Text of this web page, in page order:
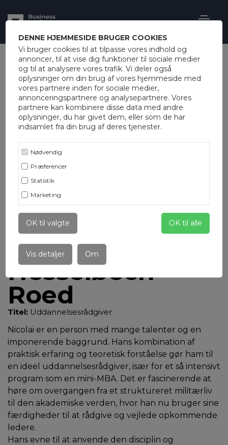
DENNE HJEMMESIDE BRUGER COOKIES
Vi bruger cookies til at tilpasse vores indhold og
annoncer, til at vise dig funktioner til sociale medier
og til at analysere vores trafik. Vi deler også
oplysninger om din brug af vores hjemmeside med
vores partnere inden for sociale medier,
annonceringspartnere og analysepartnere. Vores
partnere kan kombinere disse data med andre
oplysninger, du har givet dem, eller som de har
indsamlet fra din brug af deres tjenester.
Nødvendig
Præferencer
Statistik
Marketing
OK til valgte OK til alle
Vis detaljer Om
Nicolai
Hesselbech
Roed
Titel: Uddannelsesrådgiver
Nicolai er en person med mange talenter og en
imponerende baggrund. Hans kombination af
praktisk erfaring og teoretisk forståelse gør ham til
en ideel uddannelsesrådgiver, især for et så intensivt
program som en mini-MBA. Det er fascinerende at
høre om overgangen fra et struktureret militærliv
til den akademiske verden, hvor han nu bruger sine
færdigheder til at rådgive og vejlede opkommende
ledere.
Hans evne til at anvende den disciplin og